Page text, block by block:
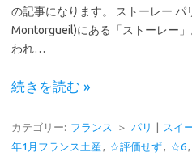
の記事になります。 ストーレー パ
Montorgueil)にある「ストーレー
われ…
続きを読む »
カテゴリー: フランス ＞ パリ | スイ
年1月フランス土産
☆評価せず ☆6